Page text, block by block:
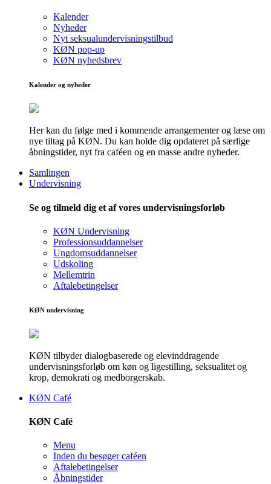
Kalender
Nyheder
Nyt seksualundervisningstilbud
KØN pop-up
KØN nyhedsbrev
Kalender og nyheder
Her kan du følge med i kommende arrangementer og læse om
nye tiltag på KØN. Du kan holde dig opdateret på særlige
åbningstider, nyt fra caféen og en masse andre nyheder.
Samlingen
Undervisning
Se og tilmeld dig et af vores undervisningsforløb
KØN Undervisning
Professionsuddannelser
Ungdomsuddannelser
Udskoling
Mellemtrin
Aftalebetingelser
KØN undervisning
KØN tilbyder dialogbaserede og elevinddragende
undervisningsforløb om køn og ligestilling, seksualitet og
krop, demokrati og medborgerskab.
KØN Café
KØN Café
Menu
Inden du besøger caféen
Aftalebetingelser
Åbningstider